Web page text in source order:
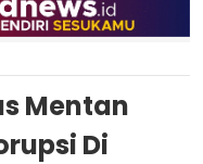
Mentan
Di